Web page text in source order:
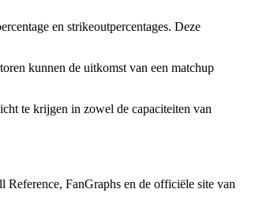
en strikeoutpercentages. Deze
kunnen de uitkomst van een matchup
te krijgen in zowel de capaciteiten van
Reference, FanGraphs en de officiële site van